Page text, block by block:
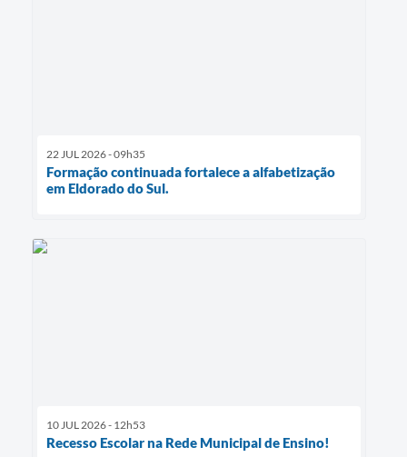
22 JUL 2026 - 09h35
Formação continuada fortalece a alfabetização
em Eldorado do Sul.
10 JUL 2026 - 12h53
Recesso Escolar na Rede Municipal de Ensino!